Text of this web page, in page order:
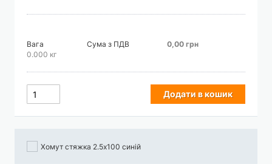
Вага
0.000 кг
Сума з ПДВ 0,00 грн
Додати в кошик
Хомут стяжка 2.5х100 синій